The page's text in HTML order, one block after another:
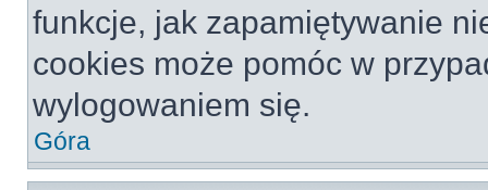
funkcje, jak zapamiętywanie
cookies może pomóc w
wylogowaniem się.
Góra